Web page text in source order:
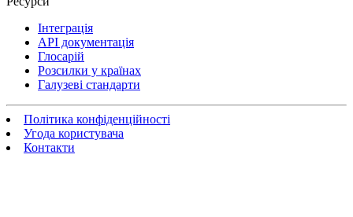
Інтеграція
API документація
Глосарій
Розсилки у країнах
Галузеві стандарти
Політика конфіденційності
Угода користувача
Контакти